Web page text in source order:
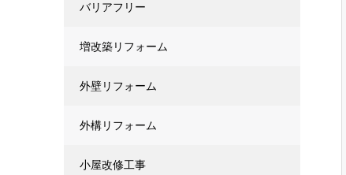
バリアフリー
増改築リフォーム
外壁リフォーム
外構リフォーム
小屋改修工事